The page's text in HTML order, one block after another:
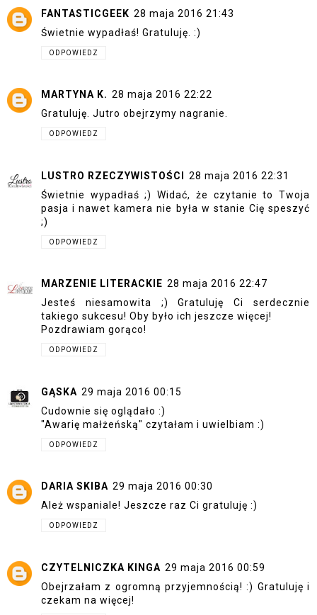
FANTASTICGEEK 28 maja 2016 21:43
Świetnie wypadłaś! Gratuluję. :)
ODPOWIEDZ
MARTYNA K. 28 maja 2016 22:22
Gratuluję. Jutro obejrzymy nagranie.
ODPOWIEDZ
LUSTRO RZECZYWISTOŚCI
28 maja 2016 22:31
Świetnie wypadłaś ;) Widać, że czytanie to Twoja
pasja i nawet kamera nie była w stanie Cię speszyć
;)
ODPOWIEDZ
MARZENIE LITERACKIE 28 maja 2016 22:47
Jesteś niesamowita ;) Gratuluję Ci serdecznie
takiego sukcesu! Oby było ich jeszcze więcej!
Pozdrawiam gorąco!
ODPOWIEDZ
GĄSKA 29 maja 2016 00:15
Cudownie się oglądało :)
"Awarię małżeńską" czytałam i uwielbiam :)
ODPOWIEDZ
DARIA SKIBA 29 maja 2016 00:30
Ależ wspaniale! Jeszcze raz Ci gratuluję :)
ODPOWIEDZ
CZYTELNICZKA KINGA 29 maja 2016 00:59
Obejrzałam z ogromną przyjemnością! :) Gratuluję i
czekam na więcej!